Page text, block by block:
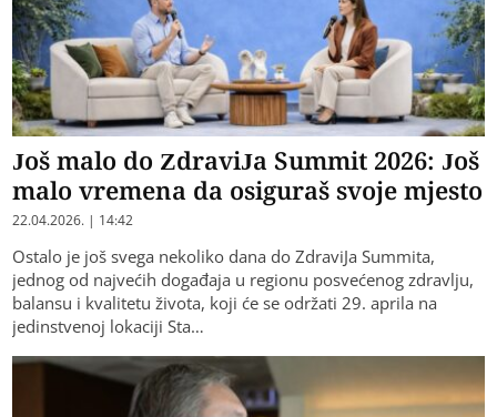
Još malo do ZdraviJa Summit 2026: Još
malo vremena da osiguraš svoje mjesto
22.04.2026. | 14:42
Ostalo je još svega nekoliko dana do ZdraviJa Summita,
jednog od najvećih događaja u regionu posvećenog zdravlju,
balansu i kvalitetu života, koji će se održati 29. aprila na
jedinstvenoj lokaciji Sta…